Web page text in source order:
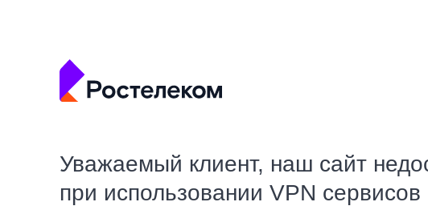
Уважаемый клиент, наш сайт
при использовании VPN сервисов